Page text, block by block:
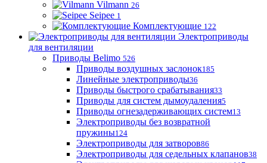
Vilmann 26
Seipee 1
Комплектующие 122
Электроприводы
для вентиляции
Приводы Belimo 526
Приводы воздушных заслонок185
Линейные электроприводы36
Приводы быстрого срабатывания33
Приводы для систем дымоудаления5
Приводы огнезадерживающих систем13
Электроприводы без возвратной
пружины124
Электроприводы для затворов86
Электроприводы для седельных клапанов38